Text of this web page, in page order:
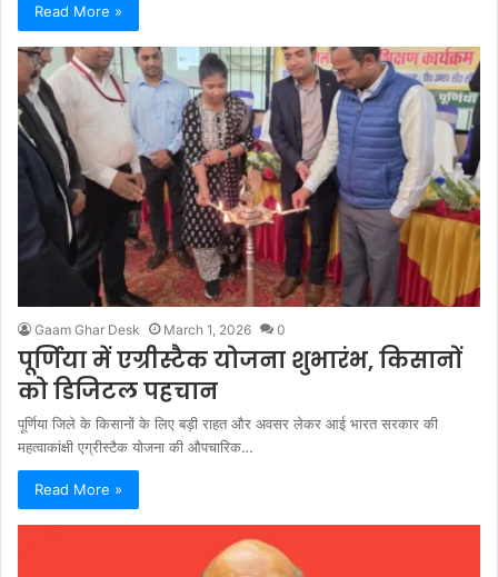
Read More »
Gaam Ghar Desk March 1, 2026 0
पूर्णिया में एग्रीस्टैक योजना शुभारंभ, किसानों
को डिजिटल पहचान
पूर्णिया जिले के किसानों के लिए बड़ी राहत और अवसर लेकर आई भारत सरकार की
महत्वाकांक्षी एग्रीस्टैक योजना की औपचारिक…
Read More »